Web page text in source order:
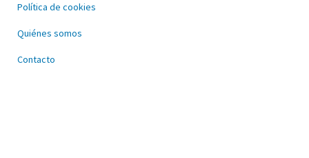
Política de cookies
Quiénes somos
Contacto